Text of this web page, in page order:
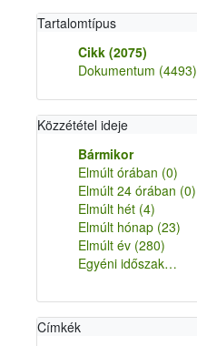
Tartalomtípus
Cikk (2075)
Dokumentum (4493)
Közzététel ideje
Bármikor
Elmúlt órában (0)
Elmúlt 24 órában (0)
Elmúlt hét (4)
Elmúlt hónap (23)
Elmúlt év (280)
Egyéni időszak…
Címkék